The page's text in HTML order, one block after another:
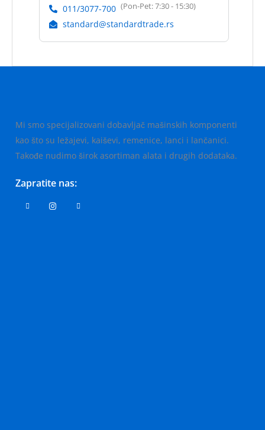
011/3077-700 (Pon-Pet: 7:30 - 15:30)
standard@standardtrade.rs
Mi smo specijalizovani dobavljač mašinskih komponenti
kao što su ležajevi, kaiševi, remenice, lanci i lančanici.
Takođe nudimo širok asortiman alata i drugih dodataka.
Zapratite nas: